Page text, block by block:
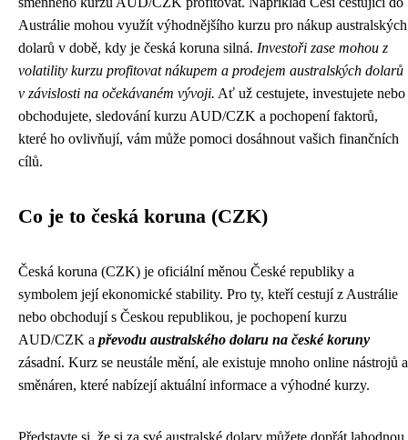
Austrálie mohou využít výhodnějšího kurzu pro nákup australských
dolarů v době, kdy je česká koruna silná. Investoři zase mohou z
volatility kurzu profitovat nákupem a prodejem australských dolarů
v závislosti na očekávaném vývoji. Ať už cestujete, investujete nebo
obchodujete, sledování kurzu AUD/CZK a pochopení faktorů,
které ho ovlivňují, vám může pomoci dosáhnout vašich finančních
cílů.
Co je to česká koruna (CZK)
Česká koruna (CZK) je oficiální měnou České republiky a
symbolem její ekonomické stability. Pro ty, kteří cestují z Austrálie
nebo obchodují s Českou republikou, je pochopení kurzu
AUD/CZK a převodu australského dolaru na české koruny
zásadní. Kurz se neustále mění, ale existuje mnoho online nástrojů a
směnáren, které nabízejí aktuální informace a výhodné kurzy.
Představte si, že si za své australské dolary můžete dopřát lahodnou